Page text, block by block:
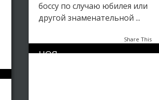
боссу по случаю юбилея или
другой знаменательной ...
Share This
НОЯ